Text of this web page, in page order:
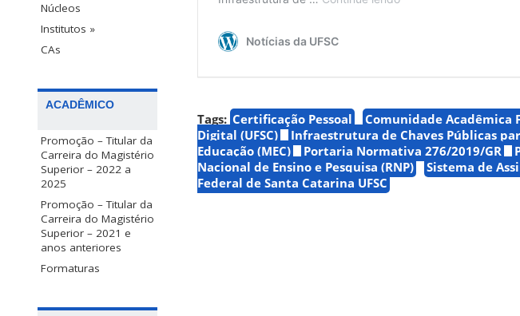
Núcleos
Institutos »
CAs
ACADÊMICO
Promoção – Titular da
Carreira do Magistério
Superior – 2022 a
2025
Promoção – Titular da
Carreira do Magistério
Superior – 2021 e
anos anteriores
Formaturas
Tags: Certificação Pessoal Comunidade Acadêmica
Digital (UFSC)
Infraestrutura de Chaves Públicas
Educação (MEC)
Portaria Normativa 276/2019/GR
Nacional de Ensino e Pesquisa (RNP)
Sistema de
Federal de Santa Catarina UFSC